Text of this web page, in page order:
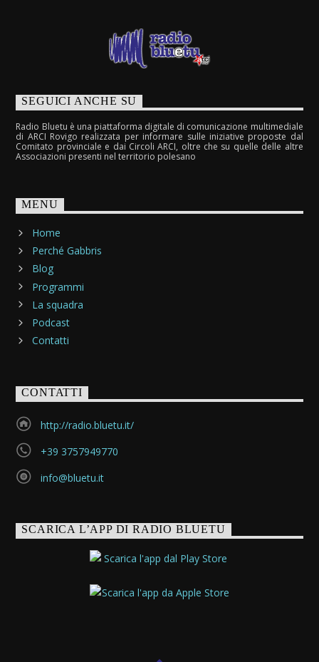
SEGUICI ANCHE SU
Radio Bluetu è una piattaforma digitale di comunicazione multimediale
di ARCI Rovigo realizzata per informare sulle iniziative proposte dal
Comitato provinciale e dai Circoli ARCI, oltre che su quelle delle altre
Associazioni presenti nel territorio polesano
MENU
Home
Perché Gabbris
Blog
Programmi
La squadra
Podcast
Contatti
CONTATTI
http://radio.bluetu.it/
+39 3757949770
info@bluetu.it
SCARICA L’APP DI RADIO BLUETU